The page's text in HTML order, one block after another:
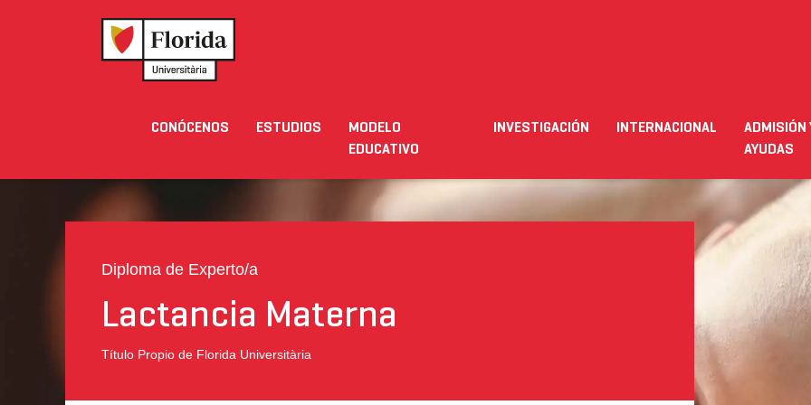
Noticias Eventos Blog Solicita Información Empleo Estudiante Futuro alumnado Necesito
CONÓCENOS ESTUDIOS
MODELO
EDUCATIVO
INVESTIGACIÓN INTERNACIONAL
ADMISIÓN
AYUDAS
Diploma de Experto/a
Lactancia Materna
Título Propio de Florida Universitària